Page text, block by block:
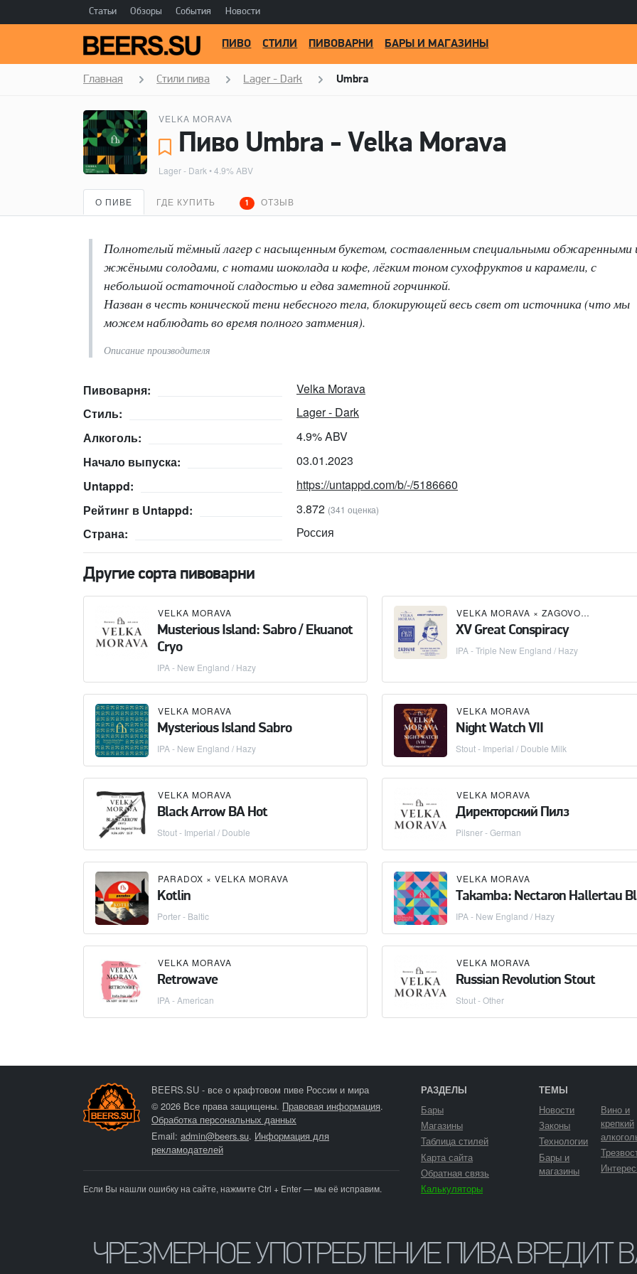
Статьи Обзоры События Новости
ПИВО СТИЛИ ПИВОВАРНИ БАРЫ И МАГАЗИНЫ
Главная Стили пива Lager - Dark Umbra
VELKA MORAVA
Пиво Umbra - Velka Morava
Lager - Dark • 4.9% ABV
О ПИВЕ ГДЕ КУПИТЬ 1 ОТЗЫВ
Полнотелый тёмный лагер с насыщенным букетом, составленным специальными обжаренными
жжёными солодами, с нотами шоколада и кофе, лёгким тоном сухофруктов и карамели, с
небольшой остаточной сладостью и едва заметной горчинкой.
Назван в честь конической тени небесного тела, блокирующей весь свет от источника (что мы
можем наблюдать во время полного затмения).
Описание производителя
Пивоварня:
Velka Morava
Стиль:
Lager - Dark
Алкоголь:
4.9% ABV
Начало выпуска:
03.01.2023
Untappd:
https://untappd.com/b/-/5186660
Рейтинг в Untappd:
3.872 (341 оценка)
Страна: Россия
Другие сорта пивоварни
VELKA MORAVA
Musterious Island: Sabro / Ekuanot
Cryo
IPA - New England / Hazy
VELKA MORAVA × ZAGOVOR BREWERY
XV Great Conspiracy
IPA - Triple New England / Hazy
VELKA MORAVA
Mysterious Island Sabro
IPA - New England / Hazy
VELKA MORAVA
Night Watch VII
Stout - Imperial / Double Milk
VELKA MORAVA
Black Arrow BA Hot
Stout - Imperial / Double
VELKA MORAVA
Директорский Пилз
Pilsner - German
PARADOX × VELKA MORAVA
Kotlin
Porter - Baltic
VELKA MORAVA
Takamba: Nectaron Hallertau
IPA - New England / Hazy
VELKA MORAVA
Retrowave
IPA - American
VELKA MORAVA
Russian Revolution Stout
Stout - Other
BEERS.SU - все о крафтовом пиве России и мира
© 2026 Все права защищены. Правовая информация.
Обработка персональных данных
Email: admin@beers.su. Информация для
рекламодателей
Если Вы нашли ошибку на сайте, нажмите Ctrl + Enter — мы её исправим.
РАЗДЕЛЫ
Бары
Магазины
Таблица стилей
Карта сайта
Обратная связь
Калькуляторы
ТЕМЫ
Новости
Законы
Технологии
Бары и
магазины
Вино и
крепкий
ЧРЕЗМЕРНОЕ УПОТРЕБЛЕНИЕ ПИВА ВРЕДИТ